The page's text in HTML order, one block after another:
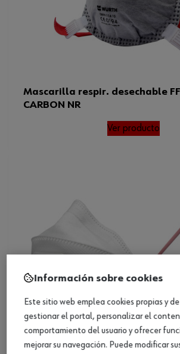
Mascarilla respir. desechable
CARBON NR
Ver producto
Información sobre cookies
Este sitio web emplea cookies propias y
gestionar el portal, personalizar el
comportamiento del usuario y ofrecer
mejorar su navegación. Puede modificar